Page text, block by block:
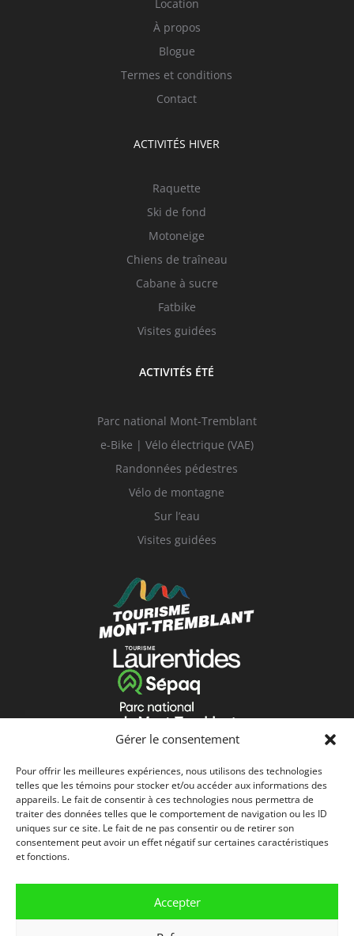
Gérer le consentement
Pour offrir les meilleures expériences, nous utilisons des technologies
telles que les témoins pour stocker et/ou accéder aux informations des
appareils. Le fait de consentir à ces technologies nous permettra de
traiter des données telles que le comportement de navigation ou les ID
uniques sur ce site. Le fait de ne pas consentir ou de retirer son
consentement peut avoir un effet négatif sur certaines caractéristiques
et fonctions.
Accepter
Location
À propos
Blogue
Termes et conditions
Contact
ACTIVITÉS HIVER
Raquette
Ski de fond
Motoneige
Chiens de traîneau
Cabane à sucre
Fatbike
Visites guidées
ACTIVITÉS ÉTÉ
Parc national Mont-Tremblant
e-Bike | Vélo électrique (VAE)
Randonnées pédestres
Vélo de montagne
Sur l’eau
Visites guidées